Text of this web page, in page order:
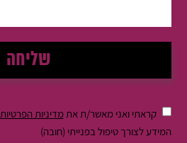
קראתי ואני מאשר/ת אתמדיניות הפרטיות
המידע לצורך טיפול בפנייתי (חובה)